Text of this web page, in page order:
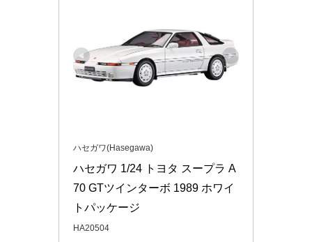
ハセガワ(Hasegawa)
ハセガワ 1/24 トヨタ スープラ A
70 GTツインターボ 1989 ホワイ
トパッケージ
HA20504